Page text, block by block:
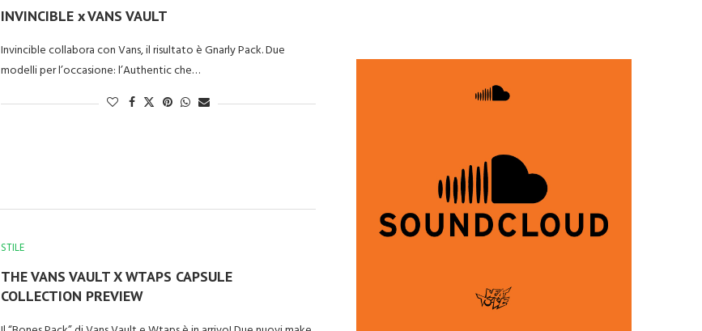
INVINCIBLE x VANS VAULT
Invincible collabora con Vans, il risultato è Gnarly Pack. Due
modelli per l’occasione: l’Authentic che…
STILE
THE VANS VAULT X WTAPS CAPSULE
COLLECTION PREVIEW